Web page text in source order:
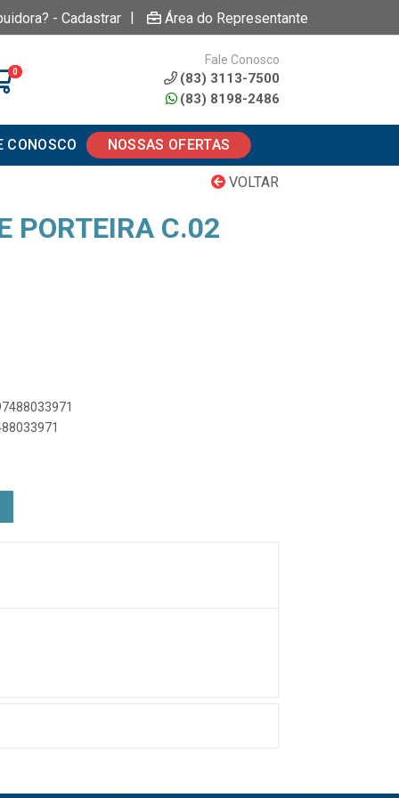
- Cadastrar | Área do Representante
0
Fale Conosco
(83) 3113-7500
(83) 8198-2486
CONOSCO NOSSAS OFERTAS
VOLTAR
PORTEIRA C.02